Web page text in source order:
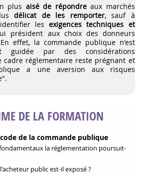
plus aisé de répondreaux marchés
délicat de les remporter, sauf à
lesexigences techniques et
président aux choix des donneurs
effet, la commande publique n'est
guidée par des considérations
cadre réglementaire reste prégnant et
a une aversion aux risques
DE LA FORMATION
de la commande publique
la réglementation poursuit-
public est-il exposé ?